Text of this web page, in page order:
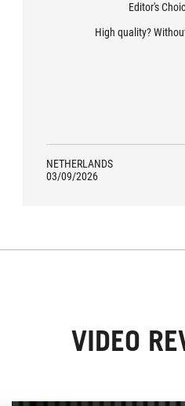
Editor's
High quality?
NETHERLANDS
03/09/2026
VIDEO